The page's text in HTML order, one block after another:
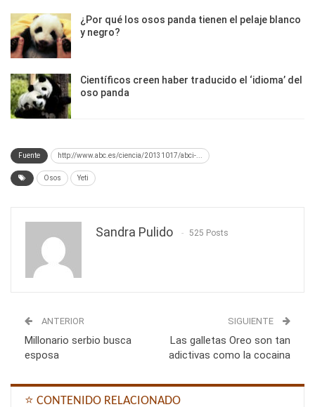
¿Por qué los osos panda tienen el pelaje blanco
y negro?
Científicos creen haber traducido el ‘idioma’ del
oso panda
Fuente http://www.abc.es/ciencia/20131017/abci-...
Osos Yeti
Sandra Pulido 525 Posts
ANTERIOR
Millonario serbio busca
esposa
SIGUIENTE
Las galletas Oreo son tan
adictivas como la cocaina
⭐ CONTENIDO RELACIONADO